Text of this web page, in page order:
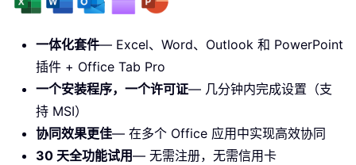
一体化套件— Excel、Word、Outlook 和 PowerPoint
插件 + Office Tab Pro
一个安装程序，一个许可证— 几分钟内完成设置（支
持 MSI）
协同效果更佳— 在多个 Office 应用中实现高效协同
30 天全功能试用— 无需注册，无需信用卡